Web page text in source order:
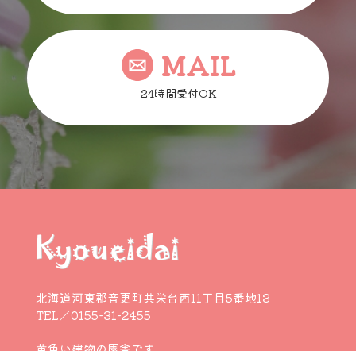
MAIL
24時間受付OK
北海道河東郡音更町共栄台西11丁目5番地13
TEL／0155-31-2455